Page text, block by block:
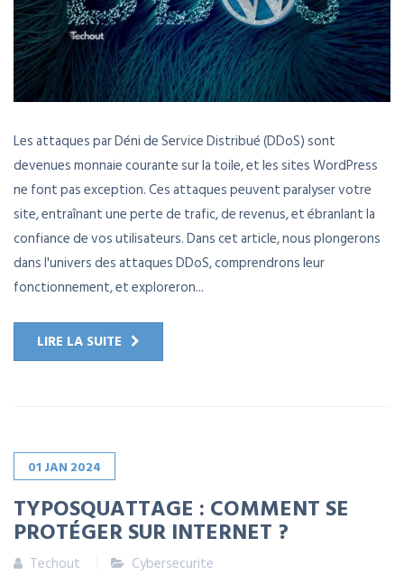
Les attaques par Déni de Service Distribué (DDoS) sont
devenues monnaie courante sur la toile, et les sites WordPress
ne font pas exception. Ces attaques peuvent paralyser votre
site, entraînant une perte de trafic, de revenus, et ébranlant la
confiance de vos utilisateurs. Dans cet article, nous plongerons
dans l'univers des attaques DDoS, comprendrons leur
fonctionnement, et exploreron...
LIRE LA SUITE
01 JAN 2024
TYPOSQUATTAGE : COMMENT SE
PROTÉGER SUR INTERNET ?
Techout Cybersecurite